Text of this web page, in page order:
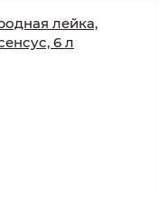
лейка,
6 л